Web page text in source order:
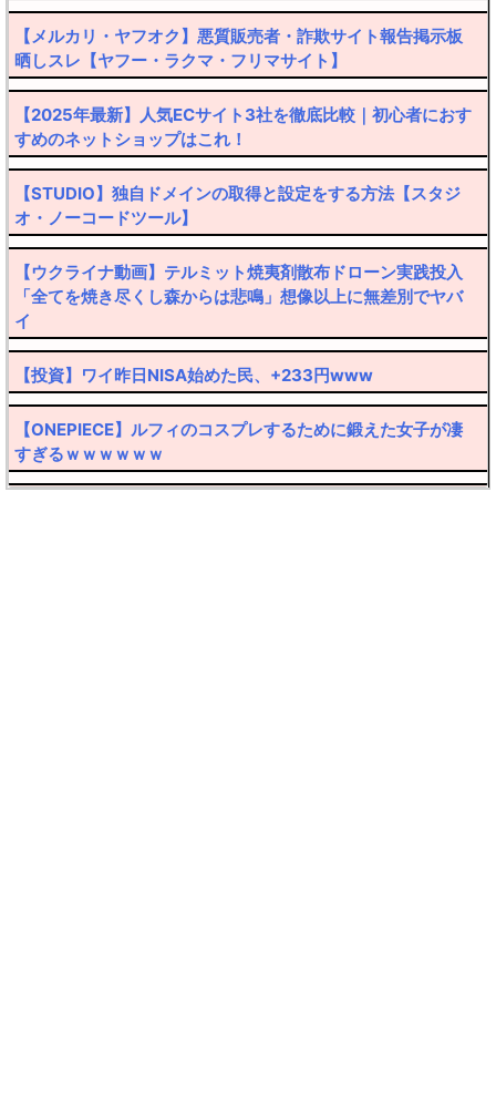
【メルカリ・ヤフオク】悪質販売者・詐欺サイト報告掲示板
晒しスレ【ヤフー・ラクマ・フリマサイト】
【2025年最新】人気ECサイト3社を徹底比較｜初心者におす
すめのネットショップはこれ！
【STUDIO】独自ドメインの取得と設定をする方法【スタジ
オ・ノーコードツール】
【ウクライナ動画】テルミット焼夷剤散布ドローン実践投入
「全てを焼き尽くし森からは悲鳴」想像以上に無差別でヤバ
イ
【投資】ワイ昨日NISA始めた民、+233円www
【ONEPIECE】ルフィのコスプレするために鍛えた女子が凄
すぎるｗｗｗｗｗｗ